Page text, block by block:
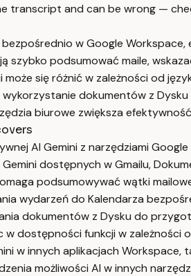
transcript and can be wrong —
w Google Workspace,
szybko podsumować maile,
się różnić w zależności od
wykorzystanie dokumentów z
biurowe zwiększa
AI Gemini z narzędziami
dostępnych w Gmailu,
podsumowywać wątki
wydarzeń do Kalendarza
dokumentów z Dysku do
w dostępności funkcji w zależności
w innych aplikacjach
możliwości AI w innych